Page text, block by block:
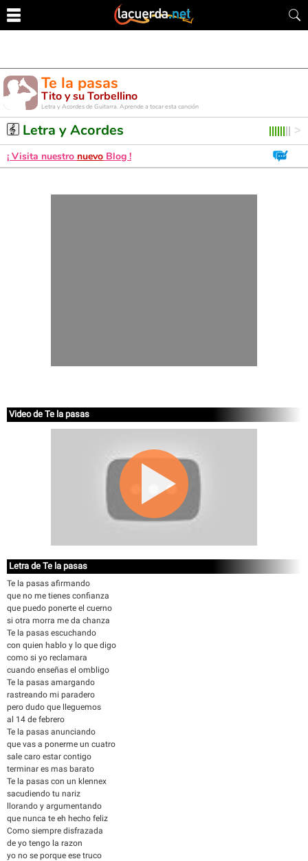
Te la pasas
Tito y su Torbellino
Letra y Acordes de Guitarra. Aprende a tocar esta canción
Letra y Acordes
¡ Visita nuestro nuevo Blog !
Video de Te la pasas
Letra de Te la pasas
Te la pasas afirmando
que no me tienes confianza
que puedo ponerte el cuerno
si otra morra me da chanza
Te la pasas escuchando
con quien hablo y lo que digo
como si yo reclamara
cuando enseñas el ombligo
Te la pasas amargando
rastreando mi paradero
pero dudo que lleguemos
al 14 de febrero
Te la pasas anunciando
que vas a ponerme un cuatro
sale caro estar contigo
terminar es mas barato
Te la pasas con un klennex
sacudiendo tu nariz
llorando y argumentando
que nunca te eh hecho feliz
Como siempre disfrazada
de yo tengo la razon
yo no se porque ese truco